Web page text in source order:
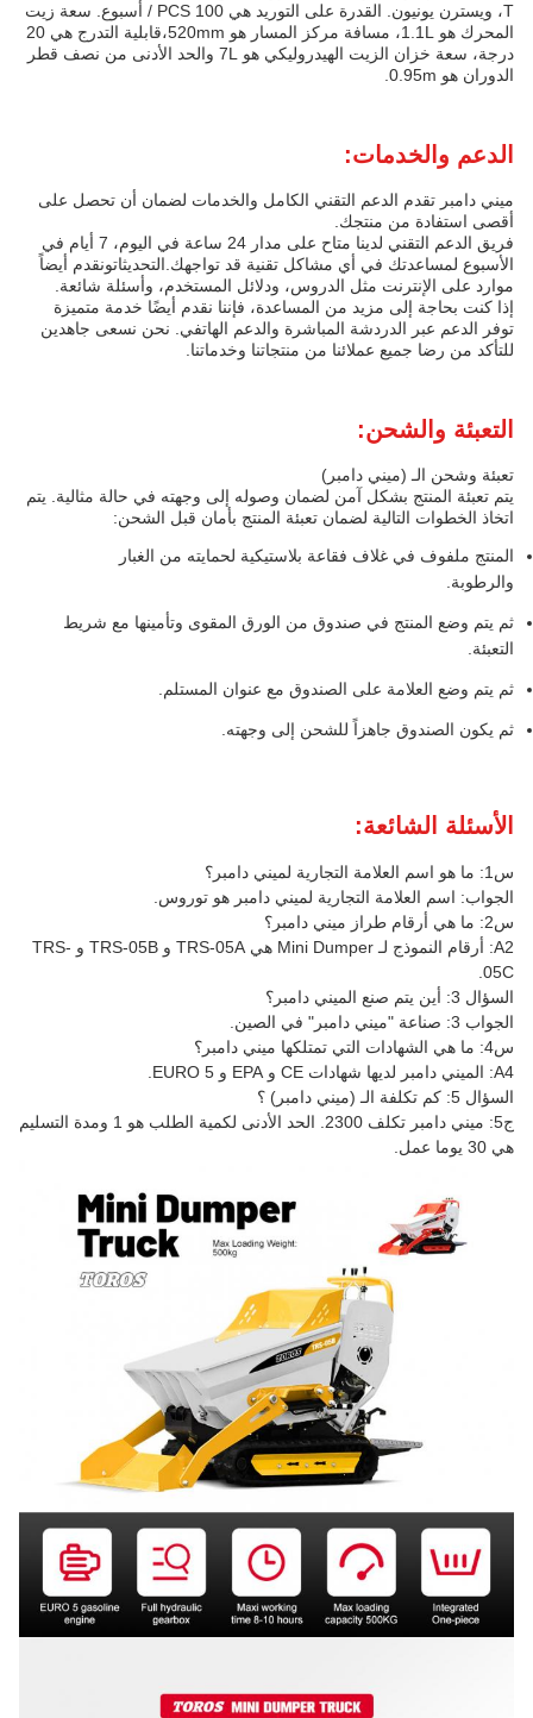
T، ويسترن يونيون. القدرة على التوريد هي 100 PCS / أسبوع. سعة زيت
المحرك هو 1.1L، مسافة مركز المسار هو 520mm،قابلية التدرج هي 20
درجة، سعة خزان الزيت الهيدروليكي هو 7L والحد الأدنى من نصف قطر
الدوران هو 0.95m.
الدعم والخدمات:
ميني دامبر تقدم الدعم التقني الكامل والخدمات لضمان أن تحصل على
أقصى استفادة من منتجك.
فريق الدعم التقني لدينا متاح على مدار 24 ساعة في اليوم، 7 أيام في
الأسبوع لمساعدتك في أي مشاكل تقنية قد تواجهك.التحديثاتونقدم أيضاً
موارد على الإنترنت مثل الدروس، ودلائل المستخدم، وأسئلة شائعة.
إذا كنت بحاجة إلى مزيد من المساعدة، فإننا نقدم أيضًا خدمة متميزة
توفر الدعم عبر الدردشة المباشرة والدعم الهاتفي. نحن نسعى جاهدين
للتأكد من رضا جميع عملائنا من منتجاتنا وخدماتنا.
التعبئة والشحن:
تعبئة وشحن الـ (ميني دامبر)
يتم تعبئة المنتج بشكل آمن لضمان وصوله إلى وجهته في حالة مثالية. يتم
اتخاذ الخطوات التالية لضمان تعبئة المنتج بأمان قبل الشحن:
المنتج ملفوف في غلاف فقاعة بلاستيكية لحمايته من الغبار
والرطوبة.
ثم يتم وضع المنتج في صندوق من الورق المقوى وتأمينها مع شريط
التعبئة.
ثم يتم وضع العلامة على الصندوق مع عنوان المستلم.
ثم يكون الصندوق جاهزاً للشحن إلى وجهته.
الأسئلة الشائعة:
س1: ما هو اسم العلامة التجارية لميني دامبر؟
الجواب: اسم العلامة التجارية لميني دامبر هو توروس.
س2: ما هي أرقام طراز ميني دامبر؟
A2: أرقام النموذج لـ Mini Dumper هي TRS-05A و TRS-05B و TRS-
05C.
السؤال 3: أين يتم صنع الميني دامبر؟
الجواب 3: صناعة "ميني دامبر" في الصين.
س4: ما هي الشهادات التي تمتلكها ميني دامبر؟
A4: الميني دامبر لديها شهادات CE و EPA و EURO 5.
السؤال 5: كم تكلفة الـ (ميني دامبر) ؟
ج5: ميني دامبر تكلف 2300. الحد الأدنى لكمية الطلب هو 1 ومدة التسليم
هي 30 يوما عمل.